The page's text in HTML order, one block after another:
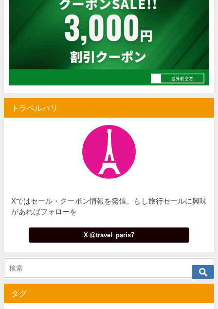
トラベルパリ
Xではセール・クーポン情報を発信。もし旅行セールに興味
があればフォローを
X @travel_paris7
タグ